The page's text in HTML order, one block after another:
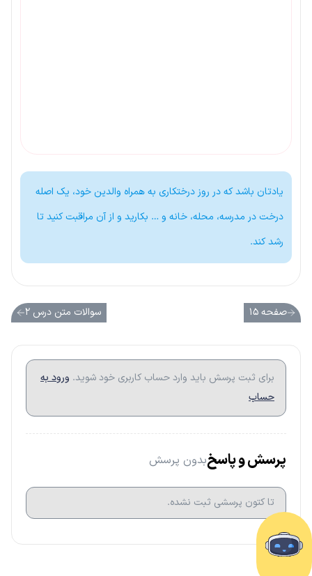
یادتان باشد که در روز درختکاری به همراه والدین خود، یک اصله
درخت در مدرسه، محله، خانه و … بکارید و از آن مراقبت کنید تا
رشد کند.
صفحه ۱۵ سوالات متن درس ۲
برای ثبت پرسش باید وارد حساب کاربری خود شوید. ورود به
حساب
پرسش و پاسخبدون پرسش
تا کتون پرسشی ثبت نشده.